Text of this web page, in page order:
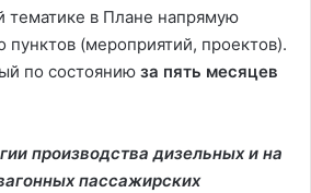
в Плане напрямую
пунктов (мероприятий, проектов).
по состоянию за пять месяцев
производства дизельных и на
пассажирских